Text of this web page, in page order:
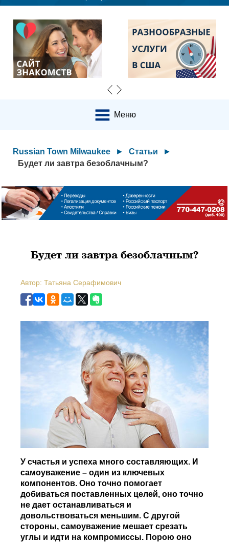
Меню
Russian Town Milwaukee ► Статьи
►
Будет ли завтра безоблачным?
Будет ли завтра безоблачным?
Автор: Татьяна Серафимович
У счастья и успеха много составляющих. И
самоуважение – один из ключевых
компонентов. Оно точно помогает
добиваться поставленных целей, оно точно
не дает останавливаться и
довольствоваться меньшим. С другой
стороны, самоуважение мешает срезать
углы и идти на компромиссы. Порою оно